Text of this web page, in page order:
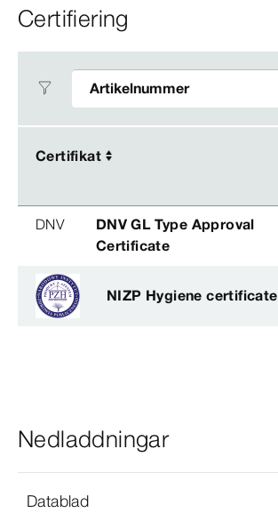
Certifiering
Certifikat
Certifikat
DNV
DNV GL Type Approval
Certificate
NIZP Hygiene certificate
Nedladdningar
Datablad